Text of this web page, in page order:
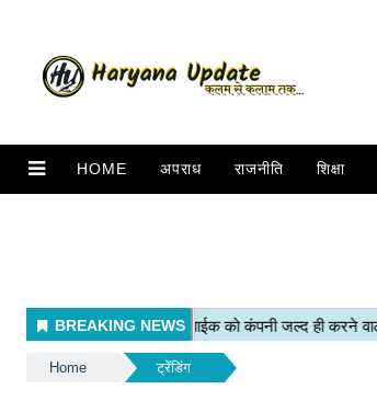
HOME अपराध राजनीति शिक्षा
Home ट्रेंडिंग